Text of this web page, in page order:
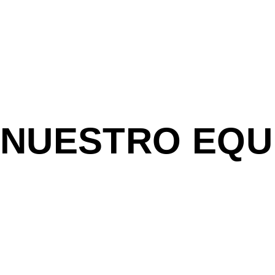
NUESTRO